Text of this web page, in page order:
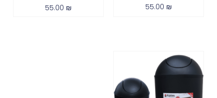
55.00 ₪
55.00 ₪